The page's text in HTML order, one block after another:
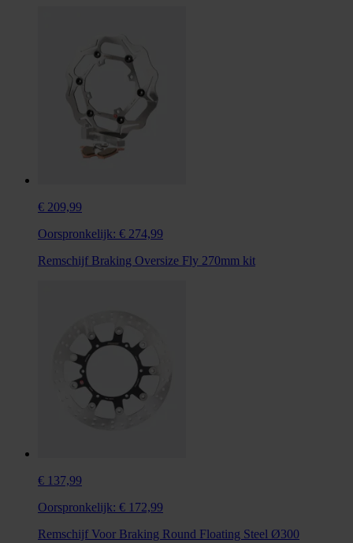
€ 209,99
Oorspronkelijk: € 274,99
Remschijf Braking Oversize Fly 270mm kit
€ 137,99
Oorspronkelijk: € 172,99
Remschijf Voor Braking Round Floating Steel Ø300